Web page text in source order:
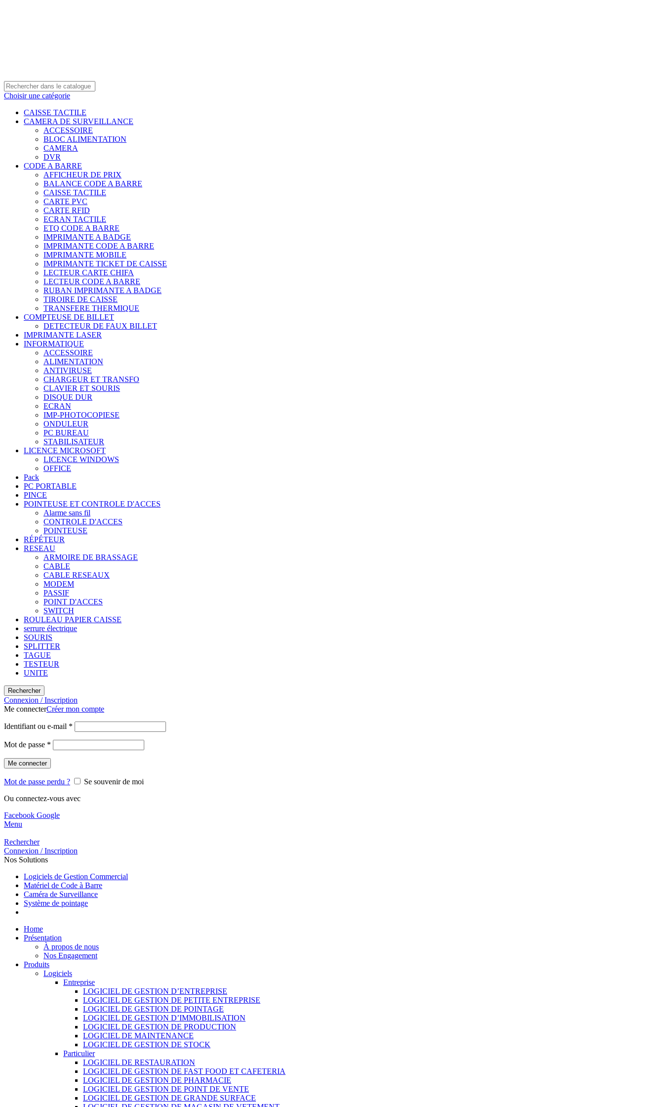
Choisir une catégorie
CAISSE TACTILE
CAMERA DE SURVEILLANCE
ACCESSOIRE
BLOC ALIMENTATION
CAMERA
DVR
CODE A BARRE
AFFICHEUR DE PRIX
BALANCE CODE A BARRE
CAISSE TACTILE
CARTE PVC
CARTE RFID
ECRAN TACTILE
ETQ CODE A BARRE
IMPRIMANTE A BADGE
IMPRIMANTE CODE A BARRE
IMPRIMANTE MOBILE
IMPRIMANTE TICKET DE CAISSE
LECTEUR CARTE CHIFA
LECTEUR CODE A BARRE
RUBAN IMPRIMANTE A BADGE
TIROIRE DE CAISSE
TRANSFERE THERMIQUE
COMPTEUSE DE BILLET
DETECTEUR DE FAUX BILLET
IMPRIMANTE LASER
INFORMATIQUE
ACCESSOIRE
ALIMENTATION
ANTIVIRUSE
CHARGEUR ET TRANSFO
CLAVIER ET SOURIS
DISQUE DUR
ECRAN
IMP-PHOTOCOPIESE
ONDULEUR
PC BUREAU
STABILISATEUR
LICENCE MICROSOFT
LICENCE WINDOWS
OFFICE
Pack
PC PORTABLE
PINCE
POINTEUSE ET CONTROLE D'ACCES
Alarme sans fil
CONTROLE D'ACCES
POINTEUSE
RÉPÉTEUR
RESEAU
ARMOIRE DE BRASSAGE
CABLE
CABLE RESEAUX
MODEM
PASSIF
POINT D'ACCES
SWITCH
ROULEAU PAPIER CAISSE
serrure électrique
SOURIS
SPLITTER
TAGUE
TESTEUR
UNITE
Rechercher
Connexion / Inscription
Me connecterCréer mon compte
Identifiant ou e-mail *
Mot de passe *
Me connecter
Mot de passe perdu ?
Se souvenir de moi
Ou connectez-vous avec
Facebook Google
Menu
Rechercher
Connexion / Inscription
Nos Solutions
Logiciels de Gestion Commercial
Matériel de Code à Barre
Caméra de Surveillance
Système de pointage
Home
Présentation
À propos de nous
Nos Engagement
Produits
Logiciels
Entreprise
LOGICIEL DE GESTION D’ENTREPRISE
LOGICIEL DE GESTION DE PETITE ENTREPRISE
LOGICIEL DE GESTION DE POINTAGE
LOGICIEL DE GESTION D’IMMOBILISATION
LOGICIEL DE GESTION DE PRODUCTION
LOGICIEL DE MAINTENANCE
LOGICIEL DE GESTION DE STOCK
Particulier
LOGICIEL DE RESTAURATION
LOGICIEL DE GESTION DE FAST FOOD ET CAFETERIA
LOGICIEL DE GESTION DE PHARMACIE
LOGICIEL DE GESTION DE POINT DE VENTE
LOGICIEL DE GESTION DE GRANDE SURFACE